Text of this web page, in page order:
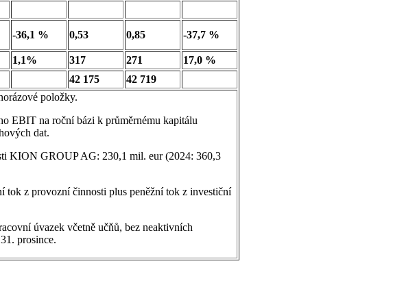
-36,1 % 0,53 0,85 -37,7 %
1,1% 317 271
17,0 %
42 175
42 719
položky.
EBIT na roční bázi k průměrnému kapitálu
dat.
KION GROUP AG: 230,1 mil. eur (2024: 360,3
z provozní činnosti plus peněžní tok z investiční
úvazek včetně učňů, bez neaktivních
prosince.